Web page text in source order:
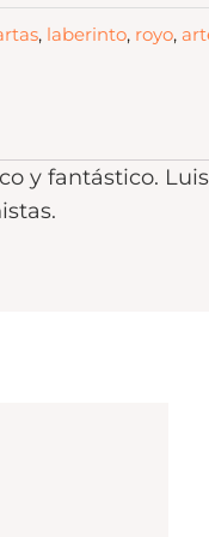
, laberinto, royo,
y fantástico.